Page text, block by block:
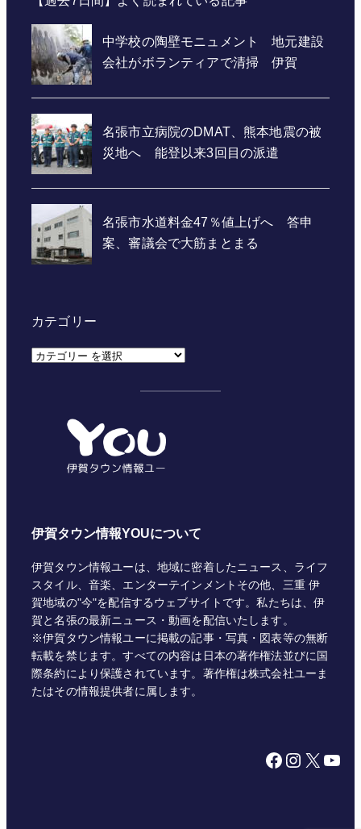
カテゴリー
カ
伊賀タウン情報YOUについて
伊賀タウン情報ユーは、地域に密着したニュース、ライフ
スタイル、音楽、エンターテインメントその他、三重 伊
賀地域の"今"を配信するウェブサイトです。私たちは、伊
賀と名張の最新ニュース・動画を配信いたします。
※伊賀タウン情報ユーに掲載の記事・写真・図表等の無断
転載を禁じます。すべての内容は日本の著作権法並びに国
際条約により保護されています。著作権は株式会社ユーま
たはその情報提供者に属します。
Facebook Instagram X YouTube